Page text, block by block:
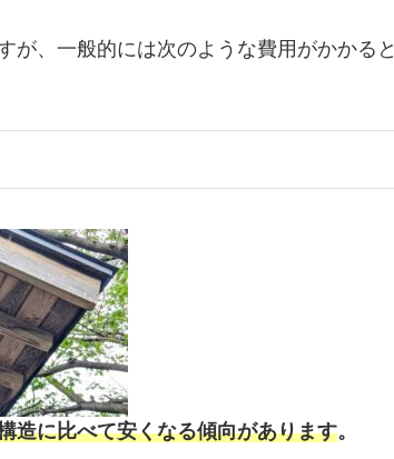
が、一般的には次のような費用がかかると
造に比べて安くなる傾向があります。